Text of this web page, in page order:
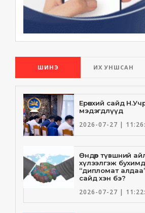
ШИНЭ ИХ УНШСАН
Ерөнхий сайд
мэдэгдлүүд
2026-07-27 |
Өндөр түвшний
хүлээлгэж
“дипломат
сайд хэн бэ?
2026-07-27 |